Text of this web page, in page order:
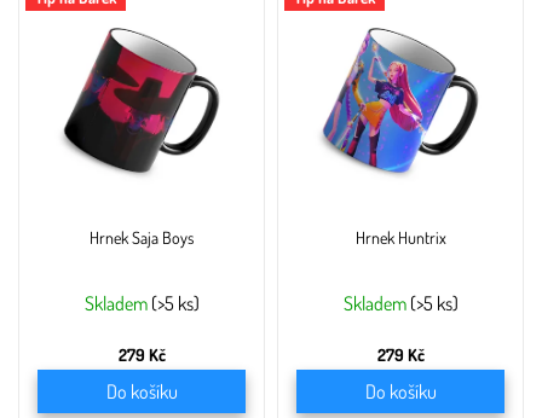
Hrnek Saja Boys
Skladem (>5 ks)
279 Kč
Do košíku
Hrnek Huntrix
Skladem (>5 ks)
279 Kč
Do košíku